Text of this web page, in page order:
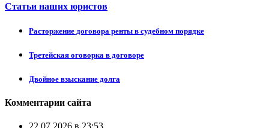
Статьи наших юристов
Расторжение договора ренты в судебном порядке
Третейская оговорка в договоре
Двойное взыскание долга
Комментарии сайта